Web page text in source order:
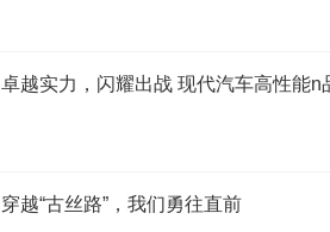
卓越实力，闪耀出战 现代汽车高性能n
穿越“古丝路”，我们勇往直前